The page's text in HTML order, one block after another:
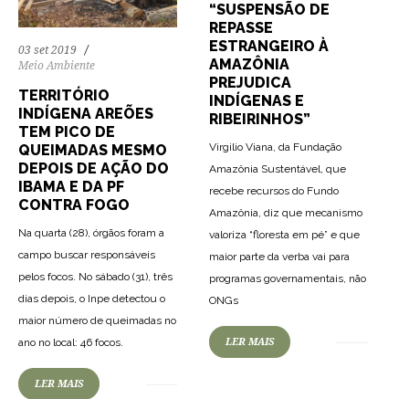
“SUSPENSÃO DE
REPASSE
ESTRANGEIRO À
AMAZÔNIA
PREJUDICA
INDÍGENAS E
RIBEIRINHOS”
Virgilio Viana, da Fundação
Amazônia Sustentável, que
recebe recursos do Fundo
Amazônia, diz que mecanismo
valoriza “floresta em pé” e que
maior parte da verba vai para
programas governamentais, não
ONGs
LER MAIS
03 set 2019
Meio Ambiente
TERRITÓRIO
INDÍGENA AREÕES
TEM PICO DE
QUEIMADAS MESMO
DEPOIS DE AÇÃO DO
IBAMA E DA PF
CONTRA FOGO
Na quarta (28), órgãos foram a
campo buscar responsáveis
pelos focos. No sábado (31), três
dias depois, o Inpe detectou o
maior número de queimadas no
ano no local: 46 focos.
LER MAIS